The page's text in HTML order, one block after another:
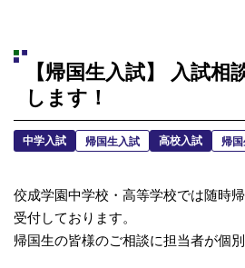
【帰国生入試】 入試相
します！
中学入試 帰国生入試 高校入試 帰
佼成学園中学校・高等学校では随時
受付しております。
帰国生の皆様のご相談に担当者が個